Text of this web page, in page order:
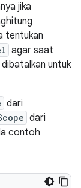
jika
tentukan
agar saat
untuk
dari
dari
contoh